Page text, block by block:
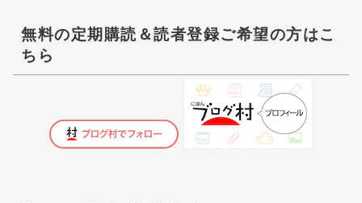
無料の定期購読＆読者登録ご希望の方はこ
ちら